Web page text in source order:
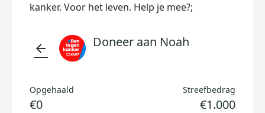
kanker. Voor het leven. Help je mee?;
arrow_back Doneer aan Noah
Opgehaald
€0
Streefbedrag
€1.000